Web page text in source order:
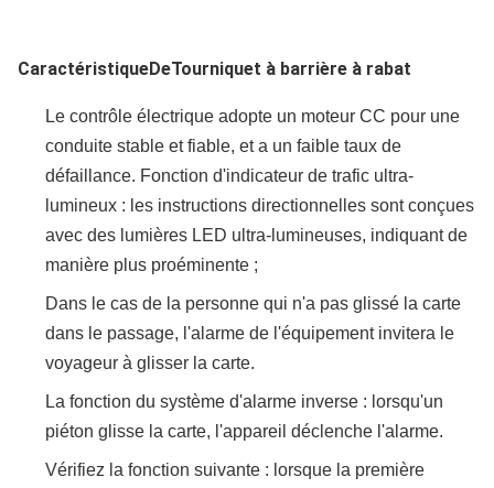
CaractéristiqueDeTourniquet à barrière à rabat
Le contrôle électrique adopte un moteur CC pour une
conduite stable et fiable, et a un faible taux de
défaillance. Fonction d'indicateur de trafic ultra-
lumineux : les instructions directionnelles sont conçues
avec des lumières LED ultra-lumineuses, indiquant de
manière plus proéminente ;
Dans le cas de la personne qui n'a pas glissé la carte
dans le passage, l'alarme de l'équipement invitera le
voyageur à glisser la carte.
La fonction du système d'alarme inverse : lorsqu'un
piéton glisse la carte, l'appareil déclenche l'alarme.
Vérifiez la fonction suivante : lorsque la première